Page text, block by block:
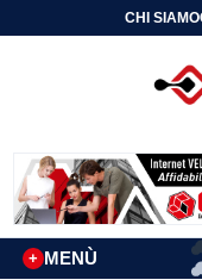
CHI SIAMO
MENÙ
+